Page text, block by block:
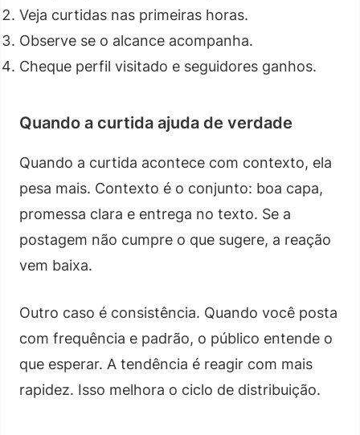
Veja curtidas nas primeiras horas.
Observe se o alcance acompanha.
Cheque perfil visitado e seguidores ganhos.
Quando a curtida ajuda de verdade
Quando a curtida acontece com contexto, ela
pesa mais. Contexto é o conjunto: boa capa,
promessa clara e entrega no texto. Se a
postagem não cumpre o que sugere, a reação
vem baixa.
Outro caso é consistência. Quando você posta
com frequência e padrão, o público entende o
que esperar. A tendência é reagir com mais
rapidez. Isso melhora o ciclo de distribuição.